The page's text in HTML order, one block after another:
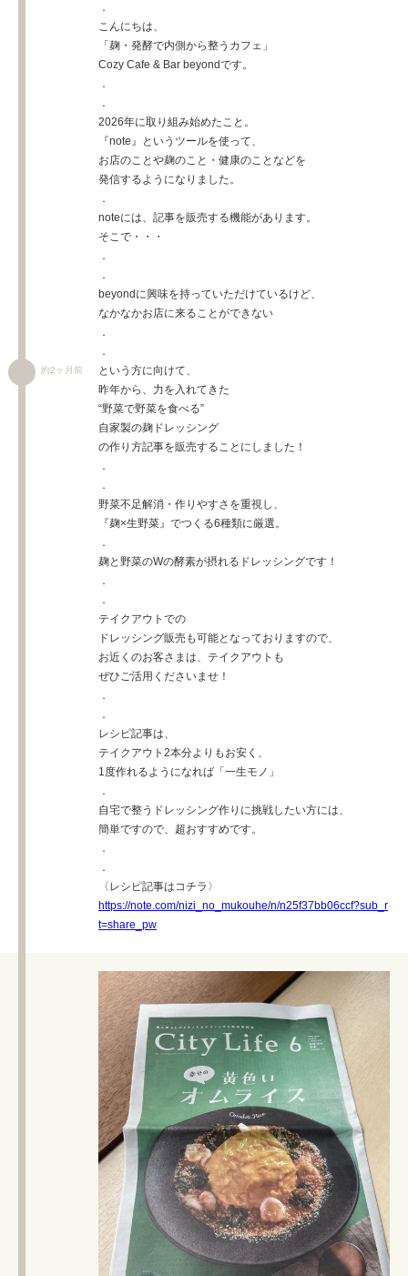
約2ヶ月前
．
こんにちは、
「麹・発酵で内側から整うカフェ」
Cozy Cafe & Bar beyondです。
．
．
2026年に取り組み始めたこと。
『note』というツールを使って、
お店のことや麹のこと・健康のことなどを
発信するようになりました。
．
noteには、記事を販売する機能があります。
そこで・・・
．
．
beyondに興味を持っていただけているけど、
なかなかお店に来ることができない
．
．
という方に向けて、
昨年から、力を入れてきた
“野菜で野菜を食べる”
自家製の麹ドレッシング
の作り方記事を販売することにしました！
．
．
野菜不足解消・作りやすさを重視し、
『麹×生野菜』でつくる6種類に厳選。
．
麹と野菜のWの酵素が摂れるドレッシングです！
．
．
テイクアウトでの
ドレッシング販売も可能となっておりますので、
お近くのお客さまは、テイクアウトも
ぜひご活用くださいませ！
．
．
レシピ記事は、
テイクアウト2本分よりもお安く、
1度作れるようになれば「一生モノ」
．
自宅で整うドレッシング作りに挑戦したい方には、
簡単ですので、超おすすめです。
．
．
〈レシピ記事はコチラ〉
https://note.com/nizi_no_mukouhe/n/n25f37bb06ccf?sub_r
t=share_pw